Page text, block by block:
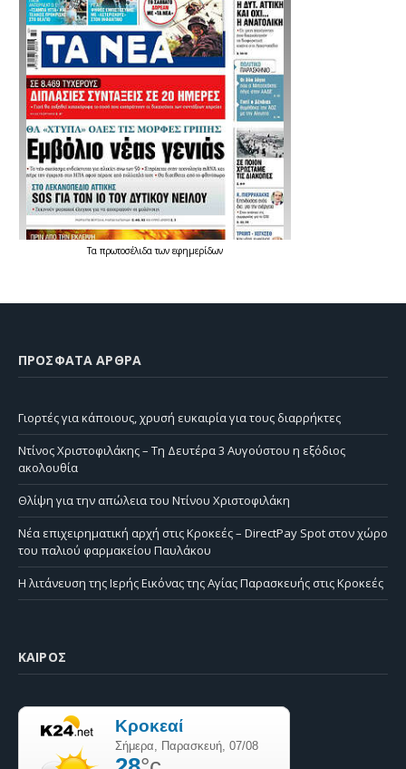
Τα πρωτοσέλιδατων εφημερίδων
ΠΡΌΣΦΑΤΑ ΆΡΘΡΑ
Γιορτές για κάποιους, χρυσή ευκαιρία για τους διαρρήκτες
Ντίνος Χριστοφιλάκης – Τη Δευτέρα 3 Αυγούστου η εξόδιος
ακολουθία
Θλίψη για την απώλεια του Ντίνου Χριστοφιλάκη
Νέα επιχειρηματική αρχή στις Κροκεές – DirectPay Spot στον χώρο
του παλιού φαρμακείου Παυλάκου
Η λιτάνευση της Ιερής Εικόνας της Αγίας Παρασκευής στις Κροκεές
ΚΑΙΡΌΣ